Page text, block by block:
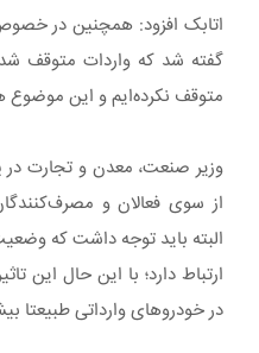
اتابک افزود: همچنین در
گفته شد که واردات متوقف
متوقف نکرده‌ایم و این
وزیر صنعت، معدن و تجارت در
از سوی فعالان و
البته باید توجه داشت که
ارتباط دارد؛ با این حال این
در خودروهای وارداتی طبیعتا